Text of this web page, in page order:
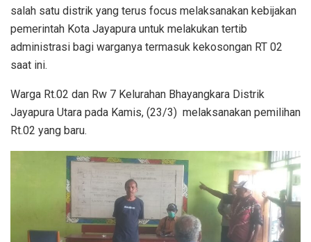
salah satu distrik yang terus focus melaksanakan kebijakan
pemerintah Kota Jayapura untuk melakukan tertib
administrasi bagi warganya termasuk kekosongan RT 02
saat ini.
Warga Rt.02 dan Rw 7 Kelurahan Bhayangkara Distrik
Jayapura Utara pada Kamis, (23/3) melaksanakan pemilihan
Rt.02 yang baru.